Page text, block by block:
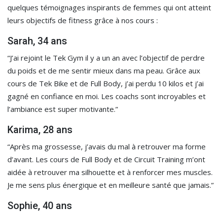
quelques témoignages inspirants de femmes qui ont atteint
leurs objectifs de fitness grâce à nos cours :
Sarah, 34 ans
“J’ai rejoint le Tek Gym il y a un an avec l’objectif de perdre
du poids et de me sentir mieux dans ma peau. Grâce aux
cours de Tek Bike et de Full Body, j’ai perdu 10 kilos et j’ai
gagné en confiance en moi. Les coachs sont incroyables et
l’ambiance est super motivante.”
Karima, 28 ans
“Après ma grossesse, j’avais du mal à retrouver ma forme
d’avant. Les cours de Full Body et de Circuit Training m’ont
aidée à retrouver ma silhouette et à renforcer mes muscles.
Je me sens plus énergique et en meilleure santé que jamais.”
Sophie, 40 ans